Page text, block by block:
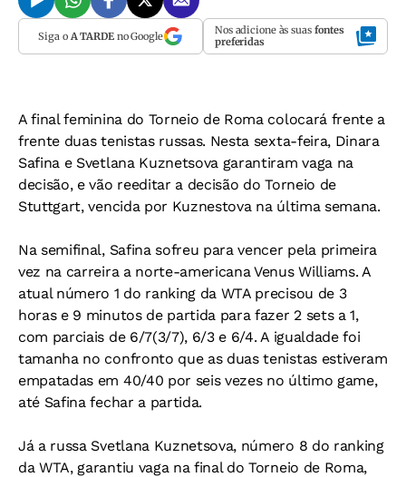
Siga o A TARDEno Google Nos adicione às suas fontes
preferidas
A final feminina do Torneio de Roma colocará frente a
frente duas tenistas russas. Nesta sexta-feira, Dinara
Safina e Svetlana Kuznetsova garantiram vaga na
decisão, e vão reeditar a decisão do Torneio de
Stuttgart, vencida por Kuznestova na última semana.
Na semifinal, Safina sofreu para vencer pela primeira
vez na carreira a norte-americana Venus Williams. A
atual número 1 do ranking da WTA precisou de 3
horas e 9 minutos de partida para fazer 2 sets a 1,
com parciais de 6/7(3/7), 6/3 e 6/4. A igualdade foi
tamanha no confronto que as duas tenistas estiveram
empatadas em 40/40 por seis vezes no último game,
até Safina fechar a partida.
Já a russa Svetlana Kuznetsova, número 8 do ranking
da WTA, garantiu vaga na final do Torneio de Roma,